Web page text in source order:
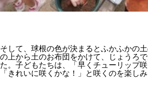
そして、球根の色が決まるとふかふかの
の上から土のお布団をかけて、じょうろ
た。子どもたちは、「早くチューリップ
「きれいに咲くかな！」と咲くのを楽し